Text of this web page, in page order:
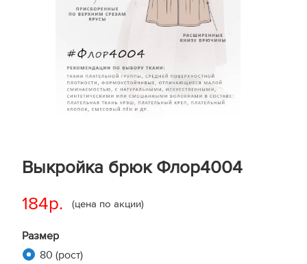
Выкройка брюк Флор4004
184р. (цена по акции)
Размер
80 (рост)